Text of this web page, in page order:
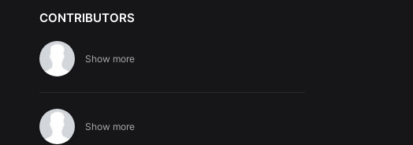
CONTRIBUTORS
Show more
Show more